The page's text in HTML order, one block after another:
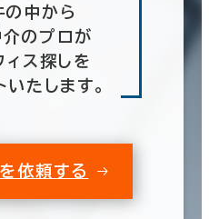
中から
介のプロが
ィス探しを
たします。
依頼する